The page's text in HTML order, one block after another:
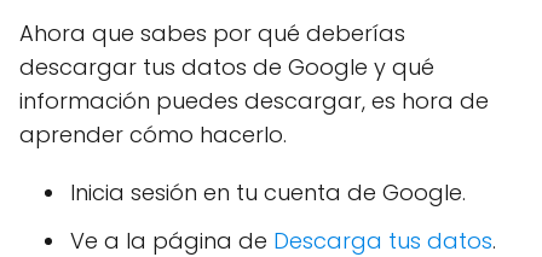
Ahora que sabes por qué deberías
descargar tus datos de Google y qué
información puedes descargar, es hora de
aprender cómo hacerlo.
Inicia sesión en tu cuenta de Google.
Ve a la página de Descarga tus datos.